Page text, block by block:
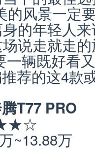
的风景一定
的年轻人
说走就走
一辆既好看
荐的这4款
T77 PRO
~13.88万